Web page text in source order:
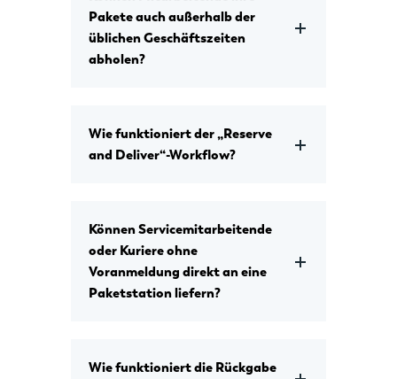
Pakete auch außerhalb der
üblichen Geschäftszeiten
abholen?
Wie funktioniert der „Reserve
and Deliver“-Workflow?
Können Servicemitarbeitende
oder Kuriere ohne
Voranmeldung direkt an eine
Paketstation liefern?
Wie funktioniert die Rückgabe